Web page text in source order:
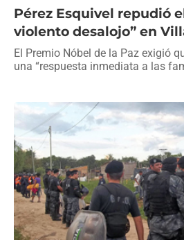
Pérez Esquivel repudió
violento desalojo” en
El Premio Nóbel de la Paz exigió
una “respuesta inmediata a las